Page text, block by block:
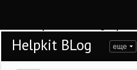
Helpkit BLog еще